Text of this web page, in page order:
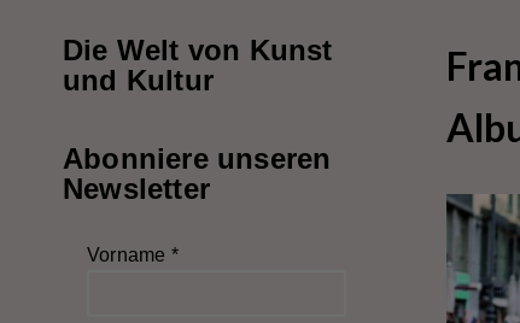
Die Welt von Kunst
und Kultur
Abonniere unseren
Newsletter
Vorname *